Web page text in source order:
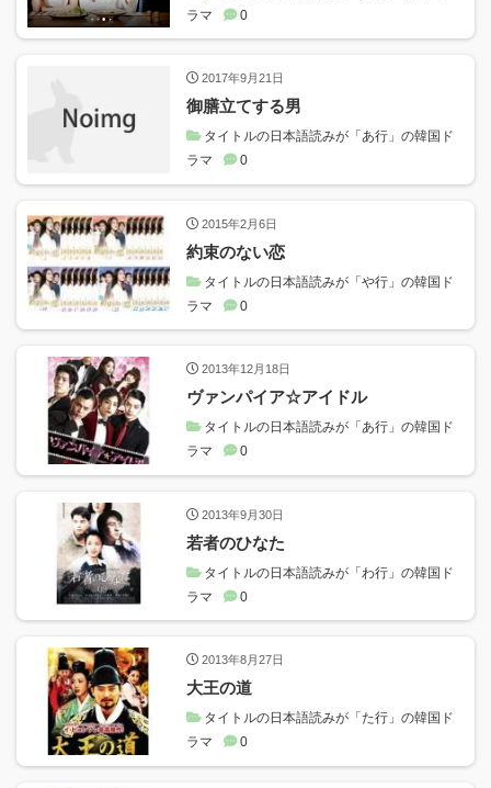
ラマ
0
2017年9月21日
御膳立てする男
タイトルの日本語読みが「あ行」の韓国ド
ラマ
0
2015年2月6日
約束のない恋
タイトルの日本語読みが「や行」の韓国ド
ラマ
0
2013年12月18日
ヴァンパイア☆アイドル
タイトルの日本語読みが「あ行」の韓国ド
ラマ
0
2013年9月30日
若者のひなた
タイトルの日本語読みが「わ行」の韓国ド
ラマ
0
2013年8月27日
大王の道
タイトルの日本語読みが「た行」の韓国ド
ラマ
0